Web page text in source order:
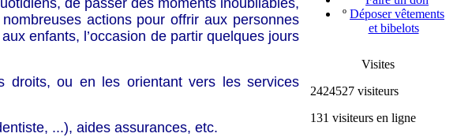
de passer des moments inoubliables,
actions pour offrir aux personnes
enfants, l’occasion de partir quelques jours
droits, ou en les orientant vers les services
...), aides assurances, etc.
º Déposer vêtements
et bibelots
Visites
2424527 visiteurs
131 visiteurs en ligne